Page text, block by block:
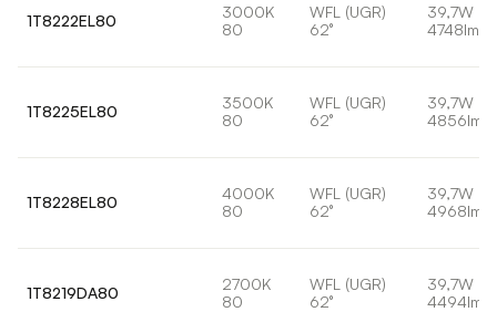
1T8222EL80
3000K
80
WFL (UGR)
62°
39,7W
4748lm
1T8225EL80
3500K
80
WFL (UGR)
62°
39,7W
4856lm
1T8228EL80
4000K
80
WFL (UGR)
62°
39,7W
4968lm
1T8219DA80
2700K
80
WFL (UGR)
62°
39,7W
4494lm